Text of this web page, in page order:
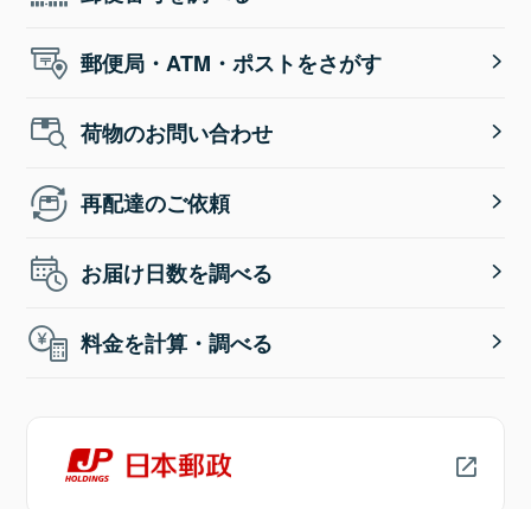
郵便局・ATM・ポストをさがす
荷物のお問い合わせ
再配達のご依頼
お届け日数を調べる
料金を計算・調べる